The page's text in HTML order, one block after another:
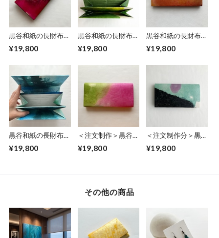
黒谷和紙の長財布
¥19,800
黒谷和紙の長財布
¥19,800
黒谷和紙の長財布
¥19,800
黒谷和紙の長財布
¥19,800
＜注文制作＞黒谷和
¥19,800
＜注文制作分＞黒谷
様】
¥19,800
その他の商品